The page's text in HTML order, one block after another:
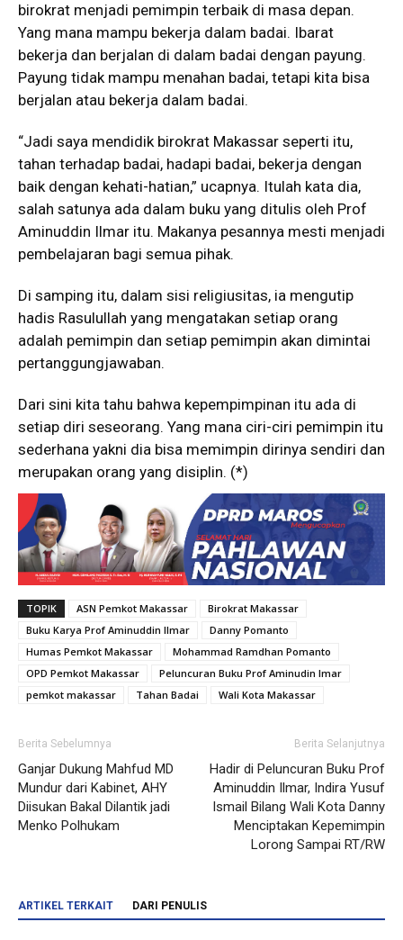
birokrat menjadi pemimpin terbaik di masa depan.
Yang mana mampu bekerja dalam badai. Ibarat
bekerja dan berjalan di dalam badai dengan payung.
Payung tidak mampu menahan badai, tetapi kita bisa
berjalan atau bekerja dalam badai.
“Jadi saya mendidik birokrat Makassar seperti itu,
tahan terhadap badai, hadapi badai, bekerja dengan
baik dengan kehati-hatian,” ucapnya. Itulah kata dia,
salah satunya ada dalam buku yang ditulis oleh Prof
Aminuddin Ilmar itu. Makanya pesannya mesti menjadi
pembelajaran bagi semua pihak.
Di samping itu, dalam sisi religiusitas, ia mengutip
hadis Rasulullah yang mengatakan setiap orang
adalah pemimpin dan setiap pemimpin akan dimintai
pertanggungjawaban.
Dari sini kita tahu bahwa kepempimpinan itu ada di
setiap diri seseorang. Yang mana ciri-ciri pemimpin itu
sederhana yakni dia bisa memimpin dirinya sendiri dan
merupakan orang yang disiplin. (*)
TOPIK ASN Pemkot Makassar
Birokrat Makassar
Buku Karya Prof Aminuddin Ilmar
Danny Pomanto
Humas Pemkot Makassar
Mohammad Ramdhan Pomanto
OPD Pemkot Makassar
Peluncuran Buku Prof Aminudin Imar
pemkot makassar
Tahan Badai Wali Kota Makassar
Berita Sebelumnya
Ganjar Dukung Mahfud MD
Mundur dari Kabinet, AHY
Diisukan Bakal Dilantik jadi
Menko Polhukam
Berita Selanjutnya
Hadir di Peluncuran Buku Prof
Aminuddin Ilmar, Indira Yusuf
Ismail Bilang Wali Kota Danny
Menciptakan Kepemimpin
Lorong Sampai RT/RW
ARTIKEL TERKAIT DARI PENULIS